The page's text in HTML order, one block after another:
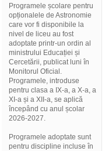
Programele școlare pentru
opționalele de Astronomie
care vor fi disponibile la
nivel de liceu au fost
adoptate printr-un ordin al
ministrului Educației și
Cercetării, publicat luni în
Monitorul Oficial.
Programele, introduse
pentru clasa a IX-a, a X-a, a
XI-a și a XII-a, se aplică
începând cu anul școlar
2026-2027.
Programele adoptate sunt
pentru discipline incluse în